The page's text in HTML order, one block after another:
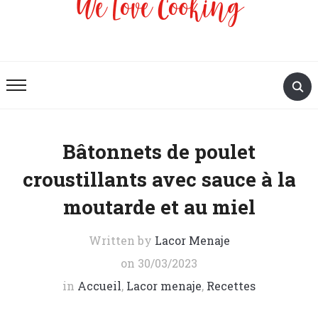
Bâtonnets de poulet
croustillants avec sauce à la
moutarde et au miel
Written by Lacor Menaje
on 30/03/2023
in Accueil, Lacor menaje, Recettes